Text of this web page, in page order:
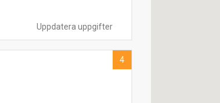
Uppdatera uppgifter
4